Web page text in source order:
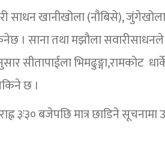
साधन खानीखोला (नौबिसे),
। साना तथा मझौला
सीतापाईला भिमढुङ्गा,रामकोट
छ ।
३ः३० बजेपछि मात्र छाडिने